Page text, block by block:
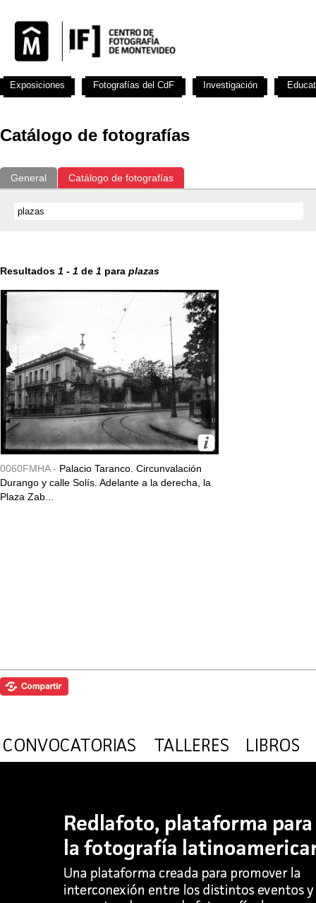
Catálogo de fotografías
General Catálogo de fotografías
Resultados 1 - 1 de 1 para plazas
0060FMHA - Palacio Taranco. Circunvalación
Durango y calle Solís. Adelante a la derecha, la
Plaza Zab...
Exposiciones Fotografías del CdF Investigación